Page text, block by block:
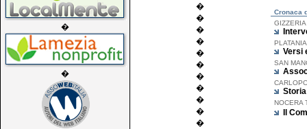
�
�
�
�
�
�
�
�
�
�
�
�
�
Cronaca
Versi
SAN
NOCERA
Il